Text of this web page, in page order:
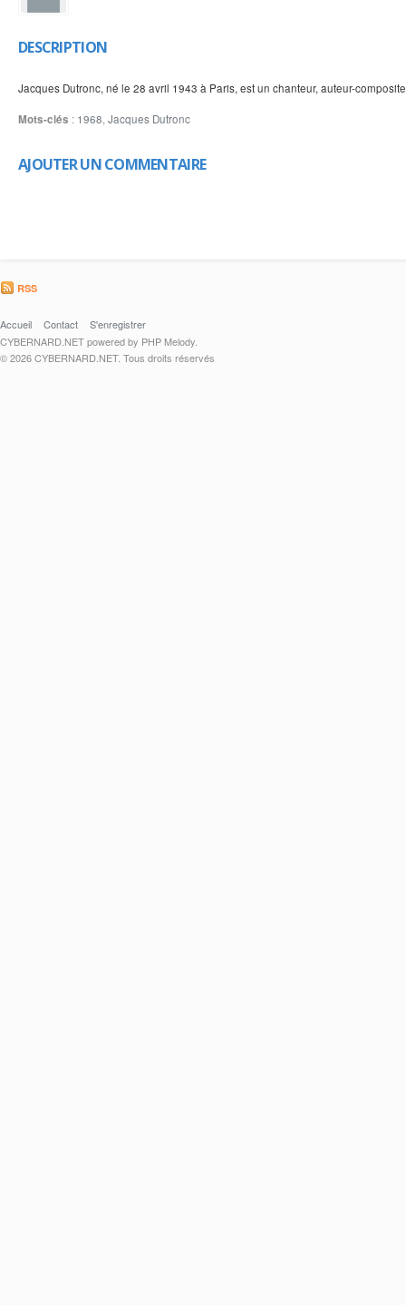
DESCRIPTION
Jacques Dutronc, né le 28 avril 1943 à Paris, est un chanteur, auteur-
Mots-clés : 1968, Jacques Dutronc
AJOUTER UN COMMENTAIRE
RSS
Accueil Contact
S'enregistrer
CYBERNARD.NET powered by PHP Melody.
© 2026 CYBERNARD.NET. Tous droits réservés